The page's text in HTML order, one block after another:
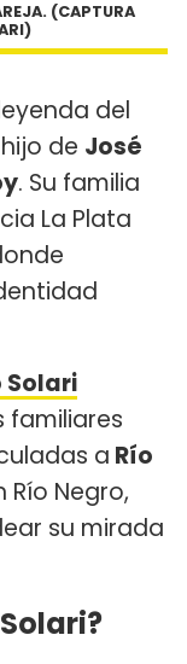
(CAPTURA
del
de José
. Su familia
La Plata
Solari
familiares
a Río
Río Negro,
su mirada